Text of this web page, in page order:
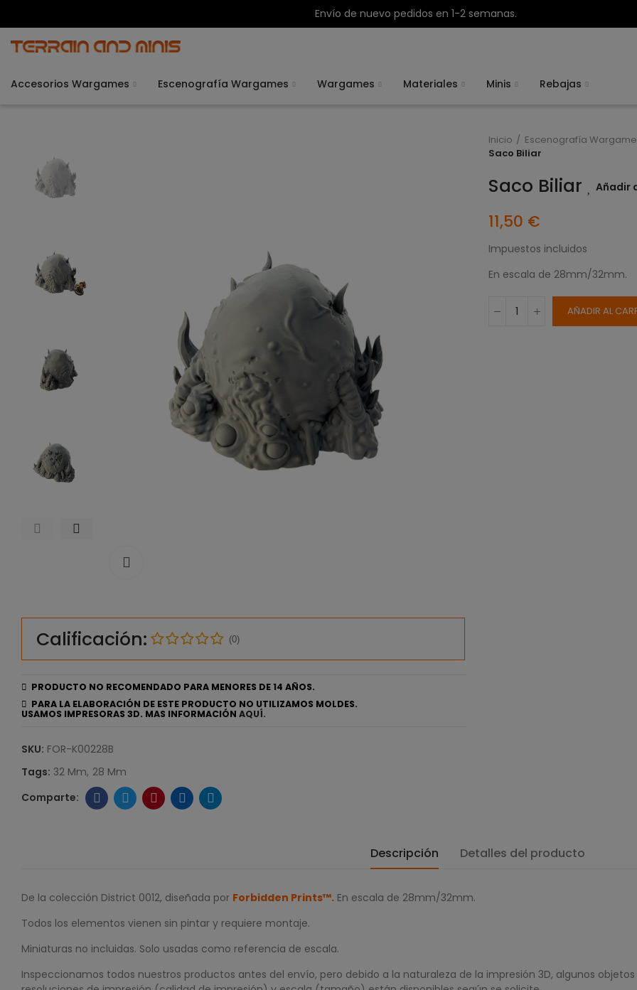
Envío de nuevo pedidos en 1-2 semanas.
Accesorios Wargames Escenografía Wargames Wargames Materiales Minis Rebajas
Calificación: (0)
PRODUCTO NO RECOMENDADO PARA MENORES DE 14 AÑOS.
PARA LA ELABORACIÓN DE ESTE PRODUCTO NO UTILIZAMOS MOLDES.
USAMOS IMPRESORAS 3D. MAS INFORMACIÓN AQUÍ.
SKU: FOR-K00228B
Tags: 32 Mm 28 Mm
Inicio Escenografía
Saco Biliar
Saco Biliar Añadir
11,50 €
Impuestos incluidos
En escala de 28mm/32mm.
AÑADIR AL
Descripción Detalles del producto
De la colección District 0012, diseñada por Forbidden Prints™. En escala de 28mm/32mm.
Todos los elementos vienen sin pintar y requiere montaje.
Miniaturas no incluidas. Solo usadas como referencia de escala.
Inspeccionamos todos nuestros productos antes del envío, pero debido a la naturaleza de la impresión 3D, algunos